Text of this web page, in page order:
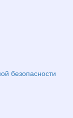
безопасности